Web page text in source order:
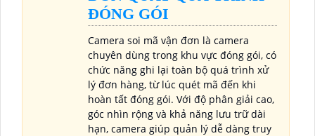
ĐÓNG GÓI
Camera soi mã vận đơn là camera
chuyên dùng trong khu vực đóng gói, có
chức năng ghi lại toàn bộ quá trình xử
lý đơn hàng, từ lúc quét mã đến khi
hoàn tất đóng gói. Với độ phân giải cao,
góc nhìn rộng và khả năng lưu trữ dài
hạn, camera giúp quản lý dễ dàng truy